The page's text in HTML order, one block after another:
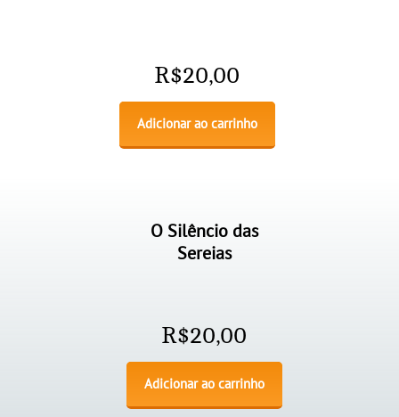
R$20,00
Adicionar ao carrinho
O Silêncio das
Sereias
R$20,00
Adicionar ao carrinho